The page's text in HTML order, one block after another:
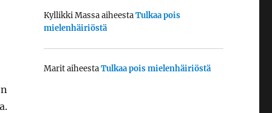
Kyllikki MassaaiheestaTulkaa pois
mielenhäiriöstä
MaritaiheestaTulkaa pois mielenhäiriöstä